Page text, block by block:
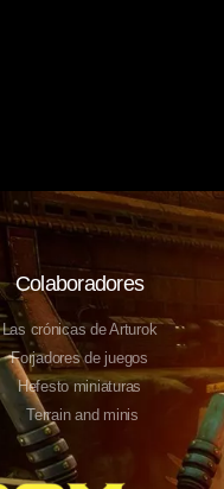
Colaboradores
Las crónicas de Arturok
Forjadores de juegos
Hefesto miniaturas
Terrain and minis